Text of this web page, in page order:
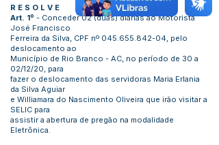
R E S O L V E
Art. 1º - Conceder 02 (duas) diárias ao Motorista
José Francisco
Ferreira da Silva, CPF nº 045.655.842-04, pelo
deslocamento ao
Município de Rio Branco - AC, no período de 30 a
02/12/20, para
fazer o deslocamento das servidoras Maria Erlania
da Silva Aguiar
e Williamara do Nascimento Oliveira que irão visitar a
SELIC para
assistir a abertura de pregão na modalidade
Eletrônica.